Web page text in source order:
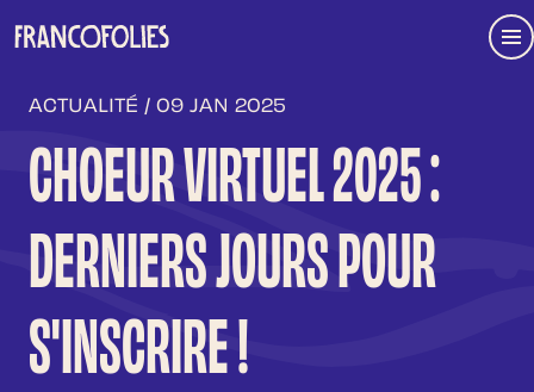
ACTUALITÉ / 09 JAN 2025
CHOEUR VIRTUEL 2025 :
DERNIERS JOURS POUR
S'INSCRIRE !